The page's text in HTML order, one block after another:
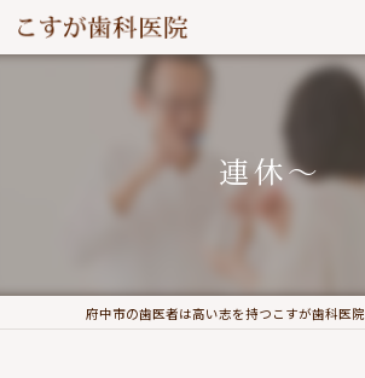
連休～
府中市の歯医者は高い志を持つこすが歯科医院